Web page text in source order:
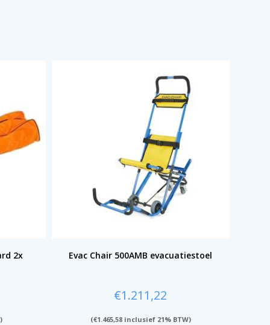
2x
Evac Chair 500AMB evacuatiestoel
€1.211,22
(€1.465,58inclusief 21% BTW)